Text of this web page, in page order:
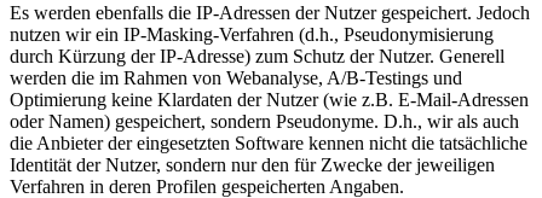
Es werden ebenfalls die IP-Adressen der Nutzer gespeichert. Jedoch
nutzen wir ein IP-Masking-Verfahren (d.h., Pseudonymisierung
durch Kürzung der IP-Adresse) zum Schutz der Nutzer. Generell
werden die im Rahmen von Webanalyse, A/B-Testings und
Optimierung keine Klardaten der Nutzer (wie z.B. E-Mail-Adressen
oder Namen) gespeichert, sondern Pseudonyme. D.h., wir als auch
die Anbieter der eingesetzten Software kennen nicht die tatsächliche
Identität der Nutzer, sondern nur den für Zwecke der jeweiligen
Verfahren in deren Profilen gespeicherten Angaben.